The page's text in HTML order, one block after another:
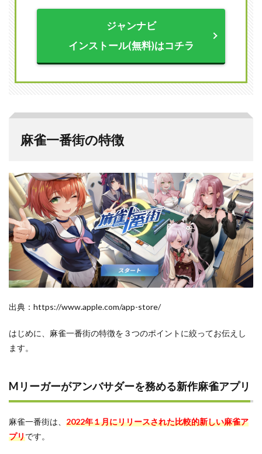
2.1
トッ
でで
きる
こと
2.3
ゲー
ムモ
ード
2.3.1
大会戦
段位戦
友人戦
3
街の
3.1
自分
ジャンナビ
インストール(無料)はコチラ
麻雀一番街の特徴
出典：https://www.apple.com/app-store/
はじめに、麻雀一番街の特徴を３つのポイントに絞ってお伝えし
ます。
Mリーガーがアンバサダーを務める新作麻雀アプリ
麻雀一番街は、 2022年１月にリリースされた比較的新しい麻雀ア
プリです。